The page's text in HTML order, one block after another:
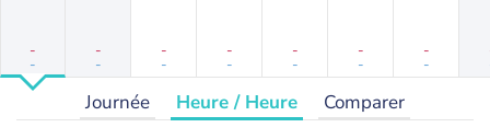
-
-
-
-
-
-
-
-
-
-
-
-
-
-
Journée Heure / Heure Comparer